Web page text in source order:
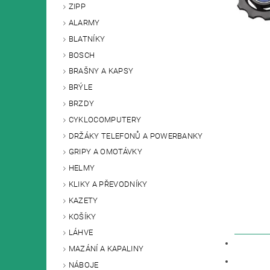
ZIPP
ALARMY
BLATNÍKY
BOSCH
BRAŠNY A KAPSY
BRÝLE
BRZDY
CYKLOCOMPUTERY
DRŽÁKY TELEFONŮ A POWERBANKY
GRIPY A OMOTÁVKY
HELMY
KLIKY A PŘEVODNÍKY
KAZETY
KOŠÍKY
LÁHVE
MAZÁNÍ A KAPALINY
NÁBOJE